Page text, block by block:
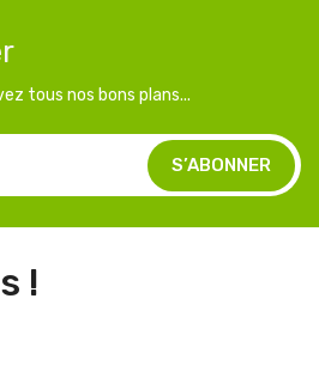
tous nos bons plans...
!